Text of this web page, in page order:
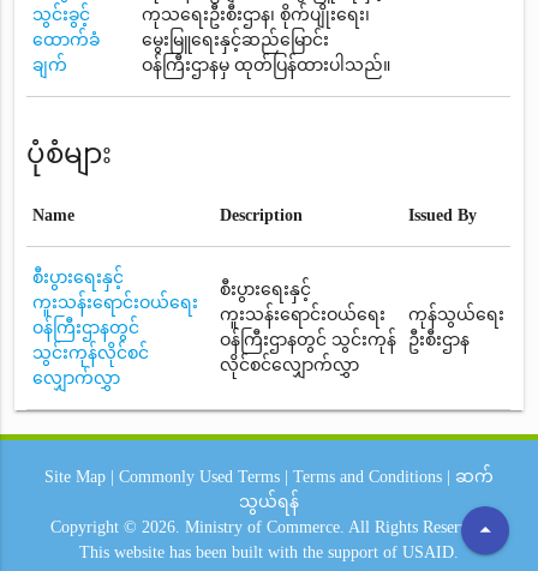
သွင်းခွင့်
ထောက်ခံ
ချက်
ကုသရေးဦးစီးဌာန၊ စိုက်ပျိုးရေး၊
မွေးမြူရေးနှင့်ဆည်မြောင်း
ဝန်ကြီးဌာနမှ ထုတ်ပြန်ထားပါသည်။
ပုံစံများ
Name Description Issued By
စီးပွားရေးနှင့်
ကူးသန်းရောင်းဝယ်ရေး
ဝန်ကြီးဌာနတွင်
သွင်းကုန်လိုင်စင်
လျှောက်လွှာ
စီးပွားရေးနှင့်
ကူးသန်းရောင်းဝယ်ရေး
ဝန်ကြီးဌာနတွင် သွင်းကုန်
လိုင်စင်လျှောက်လွှာ
ကုန်သွယ်ရေး
ဦးစီးဌာန
arrow_drop_up
Site Map Commonly Used Terms Terms and Conditions
ဆက်
သွယ်ရန်
Copyright © 2026. Ministry of Commerce. All Rights Reserved.
This website has been built with the support of USAID.